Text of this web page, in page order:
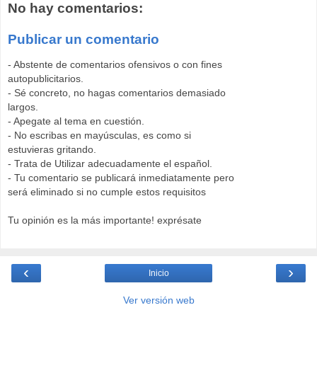
No hay comentarios:
Publicar un comentario
- Abstente de comentarios ofensivos o con fines
autopublicitarios.
- Sé concreto, no hagas comentarios demasiado
largos.
- Apegate al tema en cuestión.
- No escribas en mayúsculas, es como si
estuvieras gritando.
- Trata de Utilizar adecuadamente el español.
- Tu comentario se publicará inmediatamente pero
será eliminado si no cumple estos requisitos
Tu opinión es la más importante! exprésate
‹ ›
Inicio
Ver versión web